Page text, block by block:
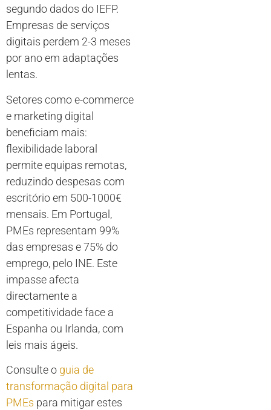
segundo dados do IEFP.
Empresas de serviços
digitais perdem 2-3 meses
por ano em adaptações
lentas.
Setores como e-commerce
e marketing digital
beneficiam mais:
flexibilidade laboral
permite equipas remotas,
reduzindo despesas com
escritório em 500-1000€
mensais. Em Portugal,
PMEs representam 99%
das empresas e 75% do
emprego, pelo INE. Este
impasse afecta
directamente a
competitividade face a
Espanha ou Irlanda, com
leis mais ágeis.
Consulte o guia de
transformação digital para
PMEs para mitigar estes